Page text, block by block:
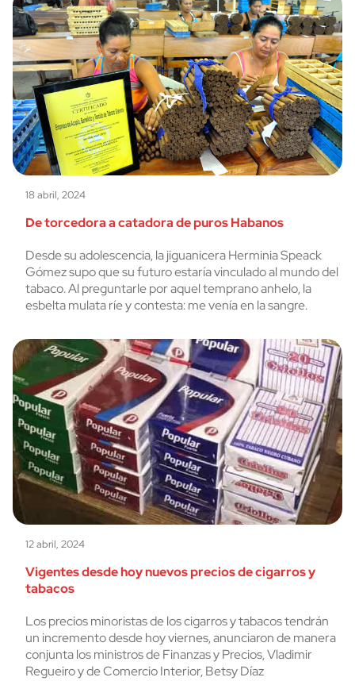
18 abril, 2024
De torcedora a catadora de puros Habanos
Desde su adolescencia, la jiguanicera Herminia Speack
Gómez supo que su futuro estaría vinculado al mundo del
tabaco. Al preguntarle por aquel temprano anhelo, la
esbelta mulata ríe y contesta: me venía en la sangre.
12 abril, 2024
Vigentes desde hoy nuevos precios de cigarros y
tabacos
Los precios minoristas de los cigarros y tabacos tendrán
un incremento desde hoy viernes, anunciaron de manera
conjunta los ministros de Finanzas y Precios, Vladimir
Regueiro y de Comercio Interior, Betsy Díaz